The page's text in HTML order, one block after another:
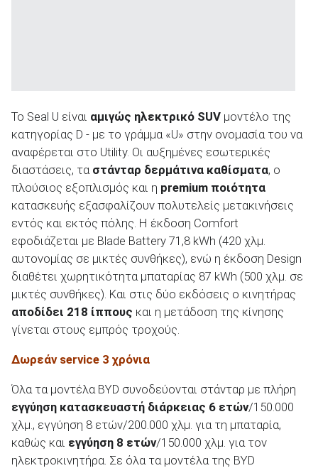
Το Seal U είναι αμιγώς ηλεκτρικό SUV μοντέλο της
κατηγορίας D - με το γράμμα «U» στην ονομασία του να
αναφέρεται στο Utility. Οι αυξημένες εσωτερικές
διαστάσεις, τα στάνταρ δερμάτινα καθίσματα, ο
πλούσιος εξοπλισμός και η premium ποιότητα
κατασκευής εξασφαλίζουν πολυτελείς μετακινήσεις
εντός και εκτός πόλης. Η έκδοση Comfort
εφοδιάζεται με Blade Battery 71,8 kWh (420 χλμ.
αυτονομίας σε μικτές συνθήκες), ενώ η έκδοση Design
διαθέτει χωρητικότητα μπαταρίας 87 kWh (500 χλμ. σε
μικτές συνθήκες). Και στις δύο εκδόσεις ο κινητήρας
αποδίδει 218 ίππους και η μετάδοση της κίνησης
γίνεται στους εμπρός τροχούς.
Δωρεάν service 3 χρόνια
Όλα τα μοντέλα BYD συνοδεύονται στάνταρ με πλήρη
εγγύηση κατασκευαστή διάρκειας 6 ετών/150.000
χλμ., εγγύηση 8 ετών/200.000 χλμ. για τη μπαταρία,
καθώς και εγγύηση 8 ετών/150.000 χλμ. για τον
ηλεκτροκινητήρα. Σε όλα τα μοντέλα της BYD